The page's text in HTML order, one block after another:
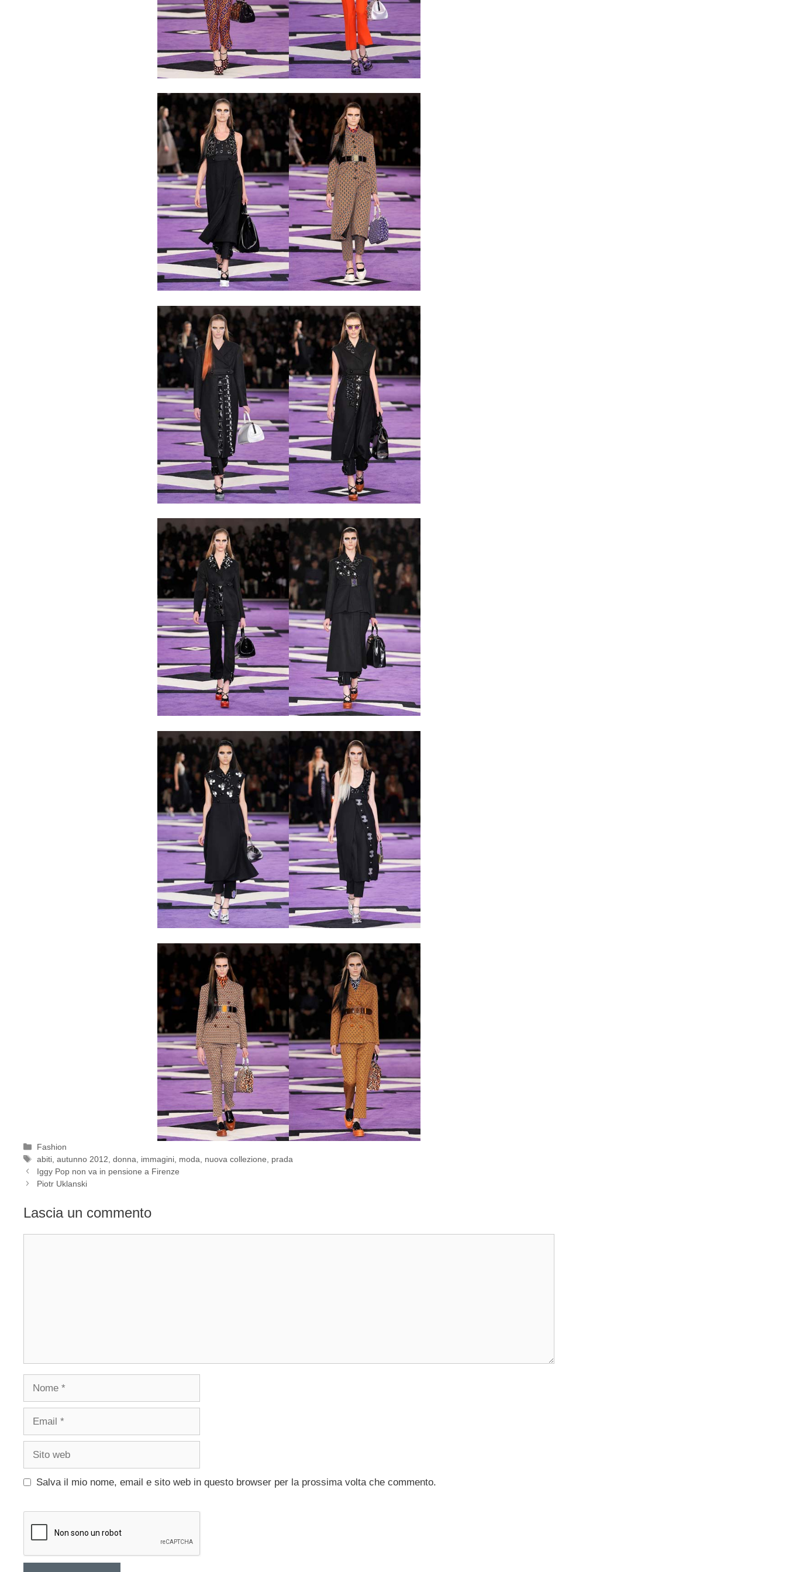
Categorie
Fashion
Tag
abiti ,autunno 2012 ,donna immagini moda nuova collezione
prada
Iggy Pop non va in pensione a Firenze
Piotr Uklanski
Lascia un commento
Nome
Email
Sito
Salva il mio nome, email e sito web in questo browser per la prossima volta che commento.